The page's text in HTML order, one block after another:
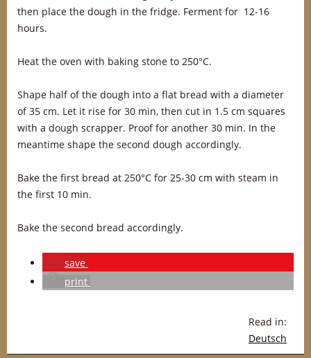
then place the dough in the fridge. Ferment for 12-16
hours.
Heat the oven with baking stone to 250°C.
Shape half of the dough into a flat bread with a diameter
of 35 cm. Let it rise for 30 min, then cut in 1.5 cm squares
with a dough scrapper. Proof for another 30 min. In the
meantime shape the second dough accordingly.
Bake the first bread at 250°C for 25-30 cm with steam in
the first 10 min.
Bake the second bread accordingly.
save
print
Read in:
Deutsch